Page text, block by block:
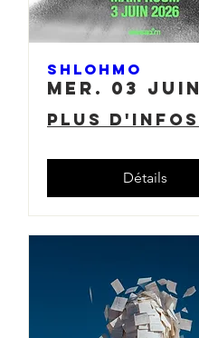
SHLOHMO
mer. 03 juin
Plus d'infos
Détails